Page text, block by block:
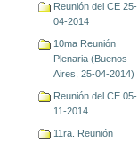
Reunión del CE 25-
04-2014
10ma Reunión
Plenaria (Buenos
Aires, 25-04-2014)
Reunión del CE 05-
11-2014
11ra. Reunión